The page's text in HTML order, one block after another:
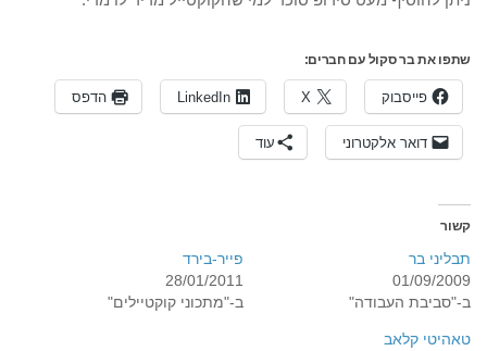
שתפו את בר סקול עם חברים:
פייסבוק X
LinkedIn הדפס
דואר אלקטרוני עוד
קשור
תבליני בר
01/09/2009
ב-"סביבת העבודה"
פייר-בירד
28/01/2011
ב-"מתכוני קוקטיילים"
טאהיטי קלאב